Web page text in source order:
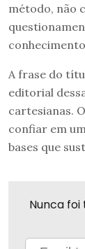
método, não
A frase do
editorial
cartesianas.
confiar em
bases que
Nunca